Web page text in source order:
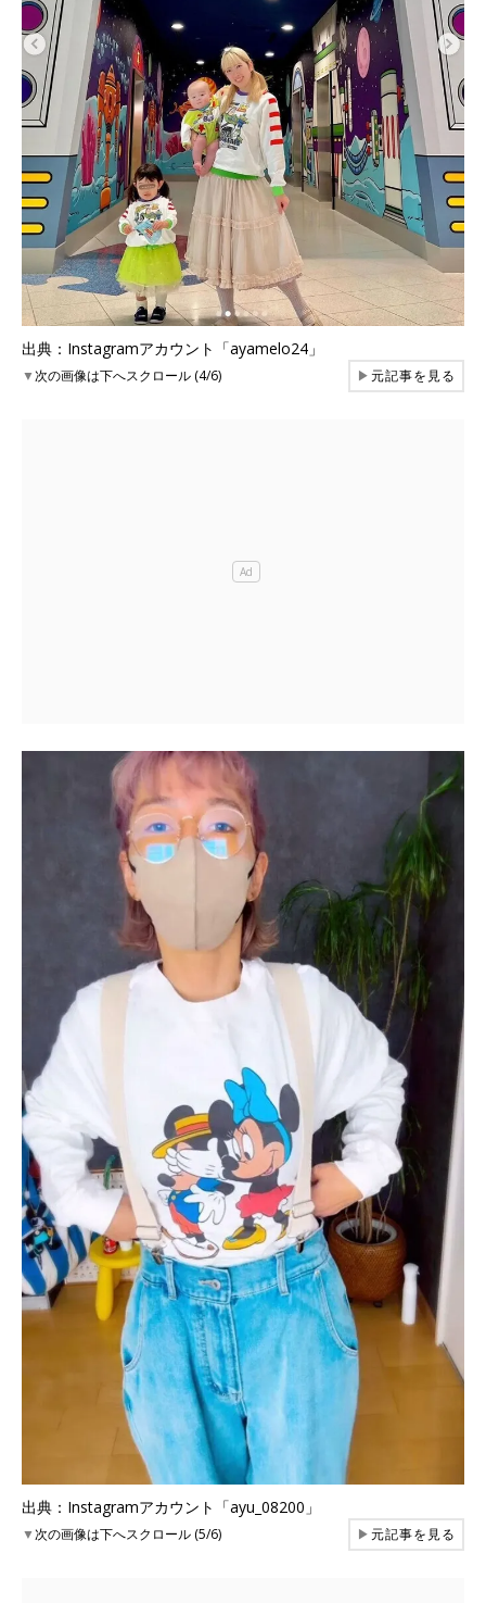
出典：Instagramアカウント「ayamelo24」
▼次の画像は下へスクロール (4/6) ▶元記事を見る
出典：Instagramアカウント「ayu_08200」
▼次の画像は下へスクロール (5/6) ▶元記事を見る